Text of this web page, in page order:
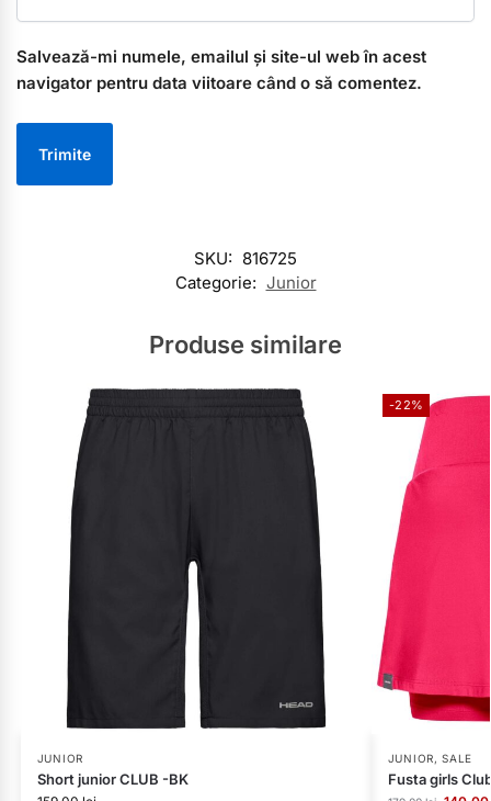
Salvează-mi numele, emailul și site-ul web în acest
navigator pentru data viitoare când o să comentez.
SKU: 816725
Categorie: Junior
Produse similare
JUNIOR
Short junior CLUB -BK
-22%
JUNIOR,SALE
Fusta girls